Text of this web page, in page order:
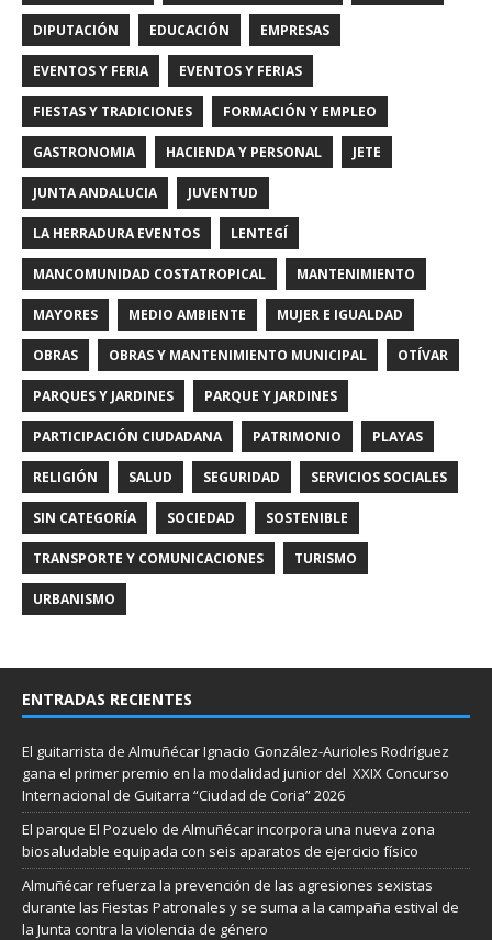
DIPUTACIÓN EDUCACIÓN EMPRESAS
EVENTOS Y FERIA EVENTOS Y FERIAS
FIESTAS Y TRADICIONES FORMACIÓN Y EMPLEO
GASTRONOMIA HACIENDA Y PERSONAL JETE
JUNTA ANDALUCIA JUVENTUD
LA HERRADURA EVENTOS LENTEGÍ
MANCOMUNIDAD COSTATROPICAL MANTENIMIENTO
MAYORES MEDIO AMBIENTE MUJER E IGUALDAD
OBRAS OBRAS Y MANTENIMIENTO MUNICIPAL OTÍVAR
PARQUES Y JARDINES PARQUE Y JARDINES
PARTICIPACIÓN CIUDADANA PATRIMONIO PLAYAS
RELIGIÓN SALUD SEGURIDAD SERVICIOS SOCIALES
SIN CATEGORÍA SOCIEDAD SOSTENIBLE
TRANSPORTE Y COMUNICACIONES TURISMO
URBANISMO
ENTRADAS RECIENTES
El guitarrista de Almuñécar Ignacio González-Aurioles Rodríguez
gana el primer premio en la modalidad junior del XXIX Concurso
Internacional de Guitarra “Ciudad de Coria” 2026
El parque El Pozuelo de Almuñécar incorpora una nueva zona
biosaludable equipada con seis aparatos de ejercicio físico
Almuñécar refuerza la prevención de las agresiones sexistas
durante las Fiestas Patronales y se suma a la campaña estival de
la Junta contra la violencia de género